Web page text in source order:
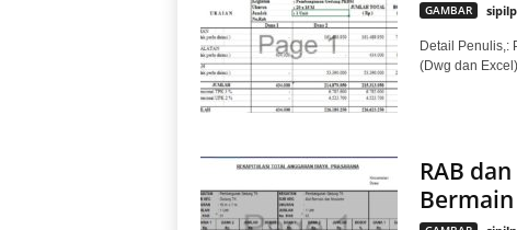
GAMBAR
Detail Penulis,:
(Dwg dan
RAB
Bermain